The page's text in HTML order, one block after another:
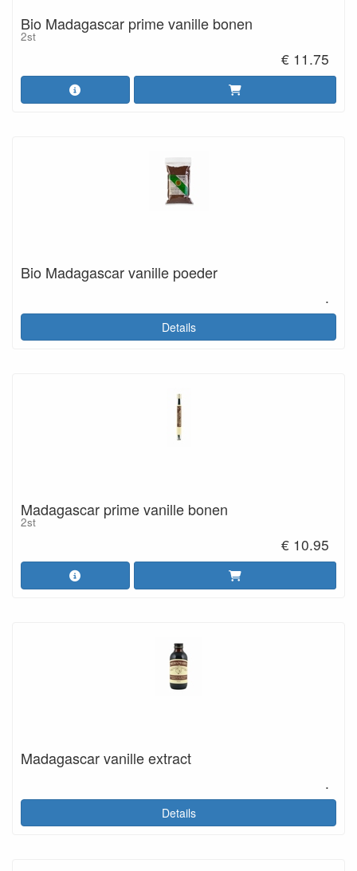
Bio Madagascar prime vanille bonen
2st
€ 11.75
Bio Madagascar vanille poeder
.
Details
Madagascar prime vanille bonen
2st
€ 10.95
Madagascar vanille extract
.
Details